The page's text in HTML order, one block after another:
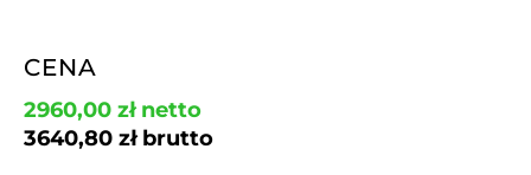
CENA
2960,00 złnetto
3640,80 złbrutto